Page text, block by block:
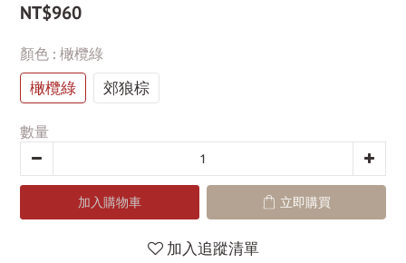
NT$960
顏色 : 橄欖綠
橄欖綠 郊狼棕
數量
加入購物車 立即購買
加入追蹤清單